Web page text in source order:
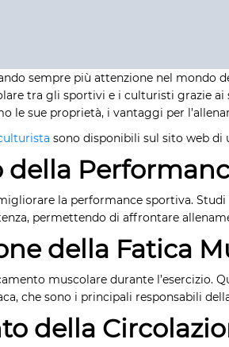
sempre più attenzione nel mondo
tra gli sportivi e i culturisti grazie
le sue proprietà, i vantaggi per
sono disponibili sul sito web di
della
la performance sportiva.
permettendo di affrontare
della Fatica
muscolare durante
che sono i principali responsabili
della